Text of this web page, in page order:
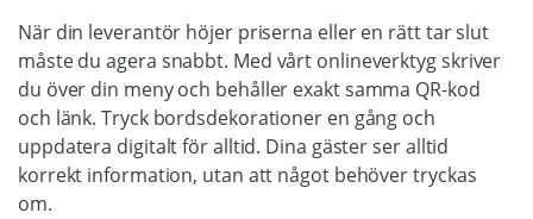
När din leverantör höjer priserna eller en rätt tar slut
måste du agera snabbt. Med vårt onlineverktyg skriver
du över din meny och behåller exakt samma QR-kod
och länk. Tryck bordsdekorationer en gång och
uppdatera digitalt för alltid. Dina gäster ser alltid
korrekt information, utan att något behöver tryckas
om.